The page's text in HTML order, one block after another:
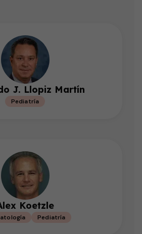
J. Llopiz Martín
Pediatría
Koetzle
Pediatría